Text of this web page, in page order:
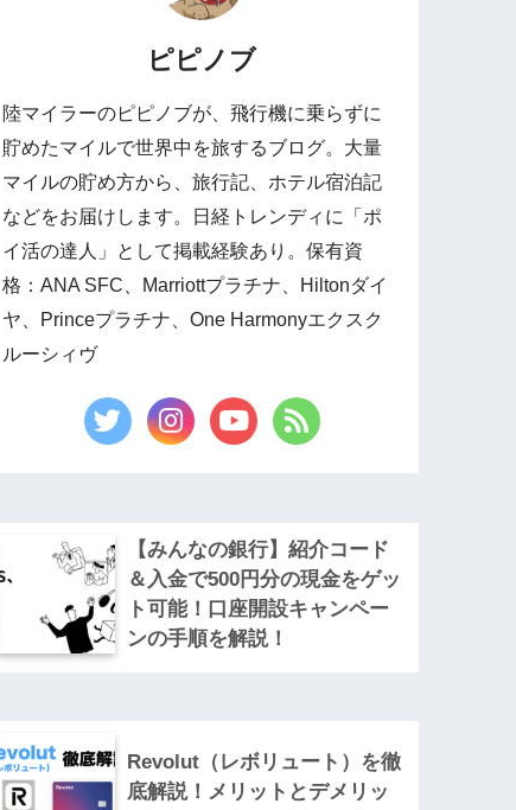
ピピノブ
陸マイラーのピピノブが、飛行機に乗らずに
貯めたマイルで世界中を旅するブログ。大量
マイルの貯め方から、旅行記、ホテル宿泊記
などをお届けします。日経トレンディに「ポ
イ活の達人」として掲載経験あり。保有資
格：ANA SFC、Marriottプラチナ、Hiltonダイ
ヤ、Princeプラチナ、One Harmonyエクスク
ルーシィヴ
【みんなの銀行】紹介コード
＆入金で500円分の現金をゲッ
ト可能！口座開設キャンペー
ンの手順を解説！
Revolut（レボリュート）を徹
底解説！メリットとデメリッ